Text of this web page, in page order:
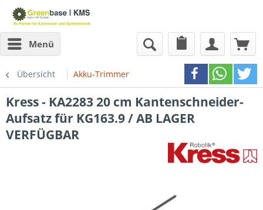
Menü
Übersicht Akku-Trimmer
Kress - KA2283 20 cm Kantenschneider-
Aufsatz für KG163.9 / AB LAGER
VERFÜGBAR